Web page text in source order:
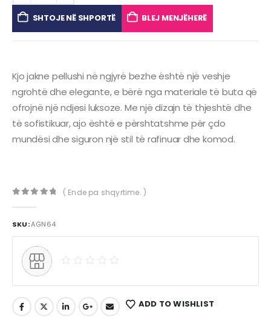
SHTOJE NË SHPORTË BLEJ MENJËHERË
Kjo jakne pellushi në ngjyrë bezhe është një veshje
ngrohtë dhe elegante, e bërë nga materiale të buta që
ofrojnë një ndjesi luksoze. Me një dizajn të thjeshtë dhe
të sofistikuar, ajo është e përshtatshme për çdo
mundësi dhe siguron një stil të rafinuar dhe komod.
( Ende pa shqyrtime. )
SKU:AGN64
ADD TO WISHLIST